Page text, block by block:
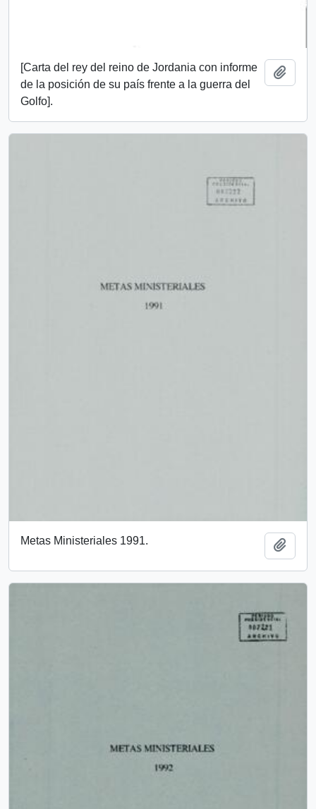
[Carta del rey del reino de Jordania con informe
de la posición de su país frente a la guerra del
Golfo].
Metas Ministeriales 1991.